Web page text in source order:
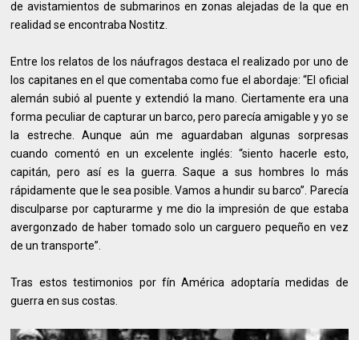
de avistamientos de submarinos en zonas alejadas de la que en
realidad se encontraba Nostitz.
Entre los relatos de los náufragos destaca el realizado por uno de
los capitanes en el que comentaba como fue el abordaje: “El oficial
alemán subió al puente y extendió la mano. Ciertamente era una
forma peculiar de capturar un barco, pero parecía amigable y yo se
la estreche. Aunque aún me aguardaban algunas sorpresas
cuando comentó en un excelente inglés: “siento hacerle esto,
capitán, pero así es la guerra. Saque a sus hombres lo más
rápidamente que le sea posible. Vamos a hundir su barco”. Parecía
disculparse por capturarme y me dio la impresión de que estaba
avergonzado de haber tomado solo un carguero pequeño en vez
de un transporte”.
Tras estos testimonios por fín América adoptaría medidas de
guerra en sus costas.